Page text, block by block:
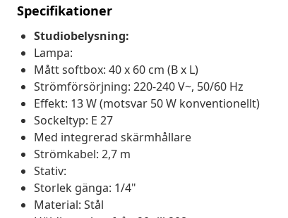
Specifikationer
Studiobelysning:
Lampa:
Mått softbox: 40 x 60 cm (B x L)
Strömförsörjning: 220-240 V~, 50/60 Hz
Effekt: 13 W (motsvar 50 W konventionellt)
Sockeltyp: E 27
Med integrerad skärmhållare
Strömkabel: 2,7 m
Stativ:
Storlek gänga: 1/4"
Material: Stål